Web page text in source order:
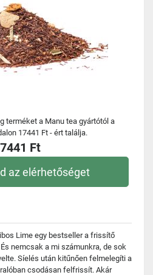
terméket a Manu tea gyártótól a
17441 Ft - ért találja.
Ft
az elérhetőséget
Lime egy bestseller a frissítő
nemcsak a mi számunkra, de sok
Síelés után kitűnően felmelegíti a
csodásan felfrissít. Akár